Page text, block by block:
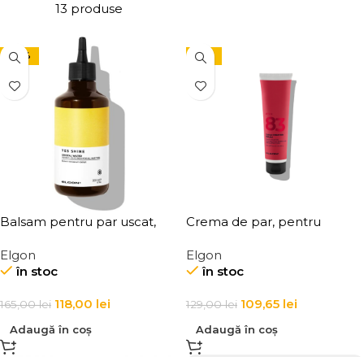
13 produse
-28%
Balsam pentru par uscat,
Water
Elgon
în stoc
165,00lei 118,00 lei
Adaugă în coș
-15%
Crema de par, pentru
Affixx 83 Curl Creator Cream
Elgon
în stoc
129,00lei 109,65 lei
Adaugă în coș